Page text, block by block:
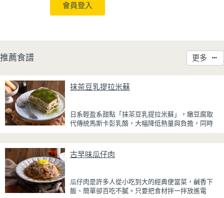
會員登入
推薦食譜 更多
抹茶豆乳提拉米蘇
日系輕盈系甜點「抹茶豆乳提拉米蘇」，嫩豆腐取
代傳統馬斯卡彭乳酪，大幅降低熱量與負擔，同時
厚重，搭配帶微苦茶香的抹茶與香氣濃郁的黃豆
粉，甜而不膩，層次更加豐富。
吃到淡淡的茶香。相較於傳統提拉米蘇，這款更清
爽、更低負擔，無論是下午茶、飯後甜點，或是正
古早味瓜仔肉
瓜仔肉是許多人從小吃到大的經典便當菜，鹹香下
飯、簡單卻百吃不膩。只要把食材拌一拌放進電